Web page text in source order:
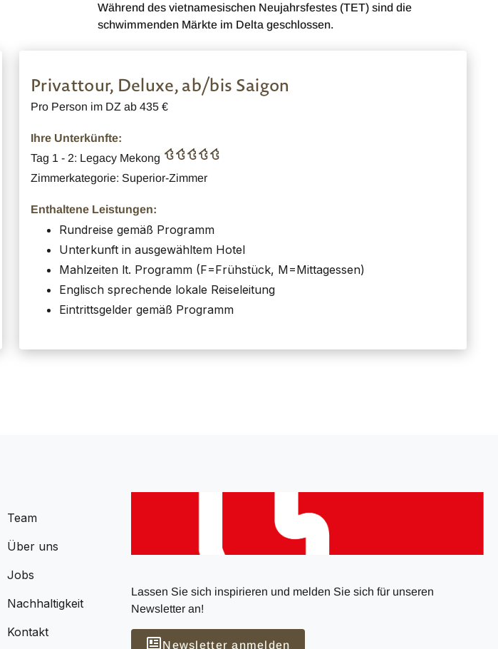
Während des vietnamesischen Neujahrsfestes (TET) sind die
schwimmenden Märkte im Delta geschlossen.
Privattour, Deluxe, ab/bis Saigon
Pro Person im DZ ab 435 €
Ihre Unterkünfte:
Tag 1 - 2: Legacy Mekong
Zimmerkategorie: Superior-Zimmer
Enthaltene Leistungen:
Rundreise gemäß Programm
Unterkunft in ausgewähltem Hotel
Mahlzeiten lt. Programm (F=Frühstück, M=Mittagessen)
Englisch sprechende lokale Reiseleitung
Eintrittsgelder gemäß Programm
Team
Über uns
Jobs
Nachhaltigkeit
Kontakt
Lassen Sie sich inspirieren und melden Sie sich für unseren
Newsletter an!
Newsletter anmelden